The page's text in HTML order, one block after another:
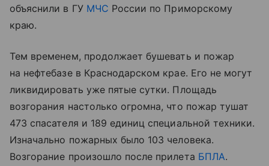
объяснили в ГУ МЧС России по Приморскому
краю.
Тем временем, продолжает бушевать и пожар
на нефтебазе в Краснодарском крае. Его не могут
ликвидировать уже пятые сутки. Площадь
возгорания настолько огромна, что пожар тушат
473 спасателя и 189 единиц специальной техники.
Изначально пожарных было 103 человека.
Возгорание произошло после прилета БПЛА.